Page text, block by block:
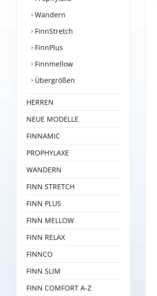
Wandern
FinnStretch
FinnPlus
Finnmellow
Übergrößen
HERREN
NEUE MODELLE
FINNAMIC
PROPHYLAXE
WANDERN
FINN STRETCH
FINN PLUS
FINN MELLOW
FINN RELAX
FINNCO
FINN SLIM
FINN COMFORT A-Z